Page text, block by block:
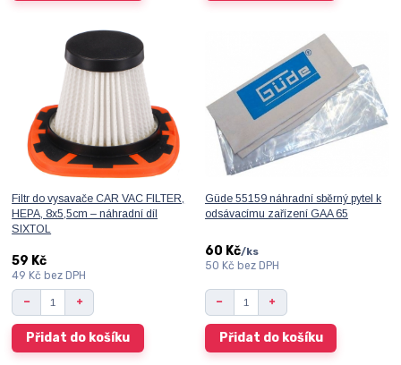
Filtr do vysavače CAR VAC FILTER,
HEPA, 8x5,5cm – náhradní díl
SIXTOL
59 Kč
49 Kčbez DPH
Přidat do košíku
Güde 55159 náhradní sběrný pytel k
odsávacímu zařízení GAA 65
60 Kč/ks
50 Kč bez DPH
Přidat do košíku